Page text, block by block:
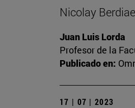
Nicolay
Juan Luis Lorda
Profesor de la
Publicado en:
17 | 07 | 2023